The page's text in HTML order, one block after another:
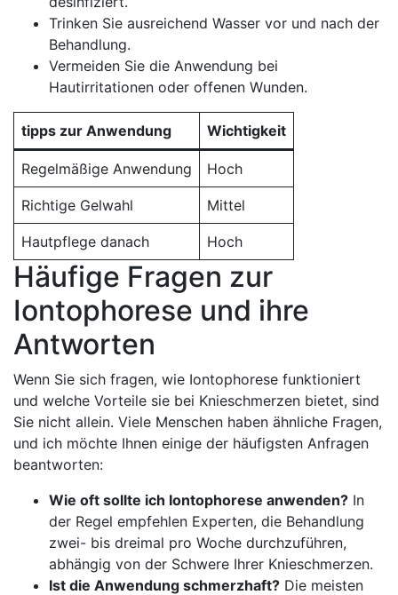
Trinken Sie ausreichend Wasser vor und nach der
Behandlung.
Vermeiden ​Sie ⁤die Anwendung bei
Hautirritationen ⁣oder offenen Wunden.
tipps zur Anwendung Wichtigkeit
Regelmäßige Anwendung Hoch
Richtige ⁢Gelwahl Mittel
Hautpflege danach Hoch
Häufige Fragen zur
Iontophorese und ihre
Antworten
Wenn ‌Sie sich fragen,‍ wie ‌Iontophorese funktioniert
und welche Vorteile sie bei Knieschmerzen ⁣bietet, sind
Sie ‍nicht allein. Viele Menschen haben ⁤ähnliche‌ Fragen,
⁣und ich möchte Ihnen einige der häufigsten Anfragen
beantworten:
Wie oft sollte‍ ich ⁤Iontophorese anwenden? In
der Regel empfehlen Experten, die Behandlung
zwei- bis dreimal pro Woche durchzuführen,
abhängig von der Schwere Ihrer Knieschmerzen.
Ist die Anwendung ‍schmerzhaft? Die⁤ meisten